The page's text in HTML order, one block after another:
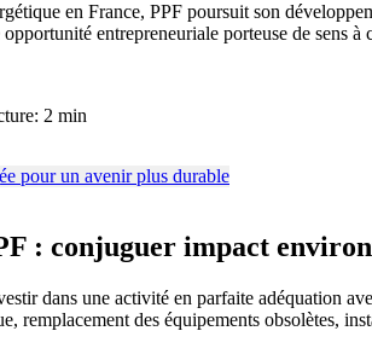
en France, PPF poursuit son
entrepreneuriale porteuse de sens
2 min
: conjuguer impact
dans une activité en parfaite adéquation
remplacement des équipements obsolètes,